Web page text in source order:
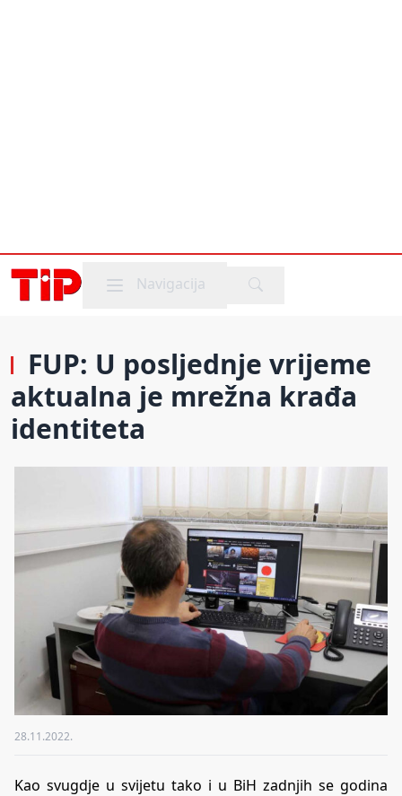
Mobile menu
Navigacija
FUP: U posljednje vrijeme
aktualna je mrežna krađa
identiteta
28.11.2022.
Kao svugdje u svijetu tako i u BiH zadnjih se godina